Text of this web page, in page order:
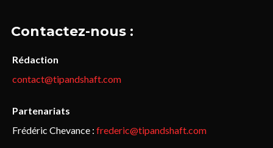
Contactez-nous :
Rédaction
contact@tipandshaft.com
Partenariats
Frédéric Chevance : frederic@tipandshaft.com